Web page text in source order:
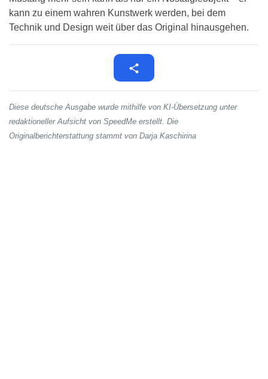
kann zu einem wahren Kunstwerk werden, bei dem
Technik und Design weit über das Original hinausgehen.
Diese deutsche Ausgabe wurde mithilfe von KI-Übersetzung unter
redaktioneller Aufsicht von SpeedMe erstellt. Die
Originalberichterstattung stammt von Darja Kaschirina